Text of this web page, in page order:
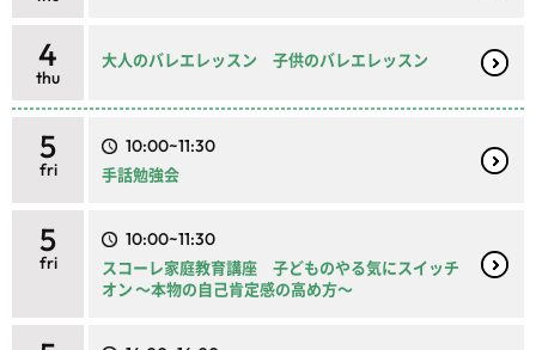
4
thu
大人のバレエレッスン 子供のバレエレッスン
5
fri
10:00~11:30
手話勉強会
5
fri
10:00~11:30
スコーレ家庭教育講座 子どものやる気にスイッチ
オン ～本物の自己肯定感の高め方～